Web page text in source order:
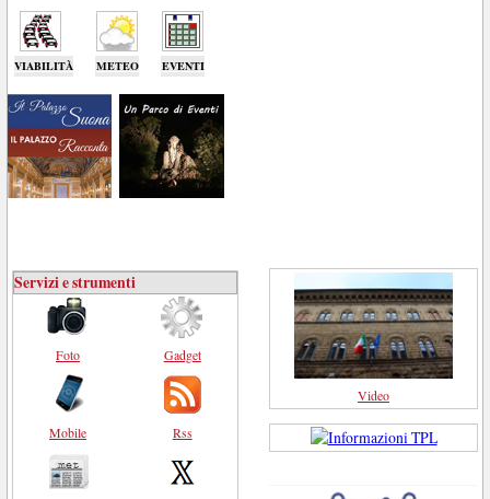
VIABILITÀ METEO EVENTI
Servizi e strumenti
Foto
Mobile
Gadget
Rss
Video